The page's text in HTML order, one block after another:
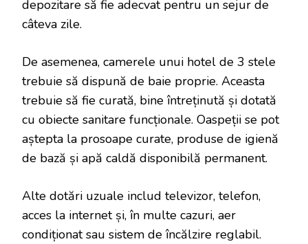
depozitare să fie adecvat pentru un sejur de
câteva zile.
De asemenea, camerele unui hotel de 3 stele
trebuie să dispună de baie proprie. Aceasta
trebuie să fie curată, bine întreținută și dotată
cu obiecte sanitare funcționale. Oaspeții se pot
aștepta la prosoape curate, produse de igienă
de bază și apă caldă disponibilă permanent.
Alte dotări uzuale includ televizor, telefon,
acces la internet și, în multe cazuri, aer
condiționat sau sistem de încălzire reglabil.